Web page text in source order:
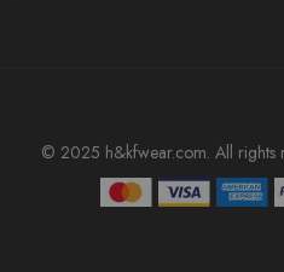
© 2025 h&kfwear.com. All rights